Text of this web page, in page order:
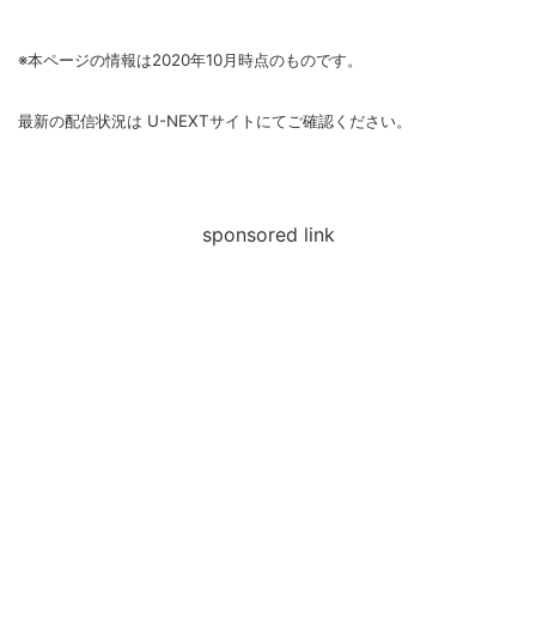
※本ページの情報は2020年10月時点のものです。
最新の配信状況は U-NEXTサイトにてご確認ください。
sponsored link